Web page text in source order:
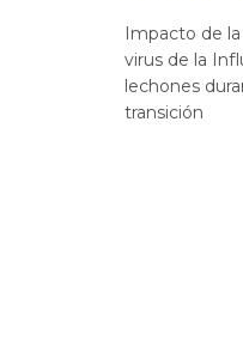
Impacto de
virus de la
lechones
transición